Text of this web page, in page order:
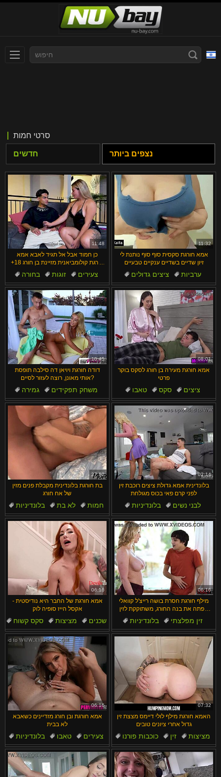
Deutsch
Српски
Norsk
ภาษาไทย
한국어
汉语
Suomi
Bahasa Melayu
Ελληνικά
Čeština
Magyar
الع َر َب ِية.
Português
Русский
Español
Română
Svenska
Français
English
日本語
ह िन ्द ी
Türkçe
Български
Dansk
סרטי חמות
חדשים נצפים ביותר
11:48
כן חמוד אבל אל תגיד לאבא אמא
חורגת קולומביאנית מזיינת בן חורג 18+
ומאפשרת גמירה בפנים קארן סלין
ודנייל מאסט
בחורה זוגות
צעירים
כפופות
תוצרת בית
11:32
אמא חורגת סקסית סוף סוף נותנת לי
זיון שדיים בשדיים ענקיים טבעיים
ציצים גדולים
ערביות
ענקי
פעם ראשונה
ציצים טבעיים
10:45
דודה חורגת ויויאן דה סילבה תופסת
אותי מאונן, רוצה לעזור לסיים?
גמירה
משחק תפקידים
גמירה
כפופות
תוצרת בית
08:01
אמא חורגת מעירה בן חורג לסקס בוקר
פרטי
טאבו סקס
ציצים
חמות
תחת
27:52
בת חורגת בלונדינית מקבלת פנים מזין
של אח חורג
בלונדיניות לא בת
חמות
רטוב ומבולגן
פנים
02:14
בלונדינית אמא גדולת ציצים רוכבת זין
לפני קרם פאי בכוס מגולחת
בלונדיניות
לבני נשים
מיסיונרית
מגולח
דוגי סטייל
06:16
אמא חורגת של החבר היא נודיסטית -
אקסל הייז סופיה לוק
סקס קשוח מציצות
שכנים
ציצים גדולים
נודיסטים
06:16
מילף חורגת חסרת בושה רייצ'ל קוואלי
מפתה את בנה החורג, משתוקקת לזין
בלונדיניות
זין מפלצתי
מציצות
זין חמות
06:16
אמא חורגת ובן חורג מזדיינים כשאבא
לא בבית
בלונדיניות טאבו
צעירים
סקס
נקודת מבט
07:32
האמא חורגת מילף לולי דיימס מצצת זין
גדול אחרי ציונים טובים
כוכבות פורנו זין
מציצות
מציצה
סקס